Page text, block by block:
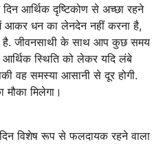
आर्थिक दृष्टिकोण से अच्छा रहने
आकर धन का लेनदेन नहीं करना है,
जीवनसाथी के साथ आप कुछ समय
स्थिति को लेकर यदि लंबे
वह समस्या आसानी से दूर होगी.
मिलेगा।
विशेष रूप से फलदायक रहने वाला